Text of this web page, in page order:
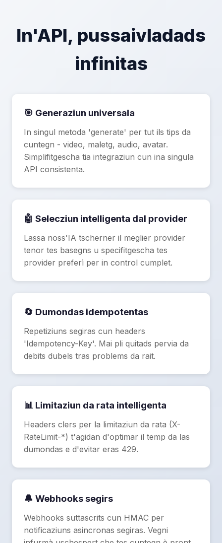
In'API, pussaivladads
infinitas
🎯 Generaziun universala
In singul metoda 'generate' per tut ils tips da
cuntegn - video, maletg, audio, avatar.
Simplifitgescha tia integraziun cun ina singula
API consistenta.
🤖 Selecziun intelligenta dal provider
Lassa noss'IA tscherner il meglier provider
tenor tes basegns u specifitgescha tes
provider preferì per in control cumplet.
🔄 Dumondas idempotentas
Repetiziuns segiras cun headers
'Idempotency-Key'. Mai pli quitads pervia da
debits dubels tras problems da rait.
📊 Limitaziun da rata intelligenta
Headers clers per la limitaziun da rata (X-
RateLimit-*) t'agidan d'optimar il temp da las
dumondas e d'evitar eras 429.
🔔 Webhooks segirs
Webhooks suttascrits cun HMAC per
notificaziuns asincronas segiras. Vegni